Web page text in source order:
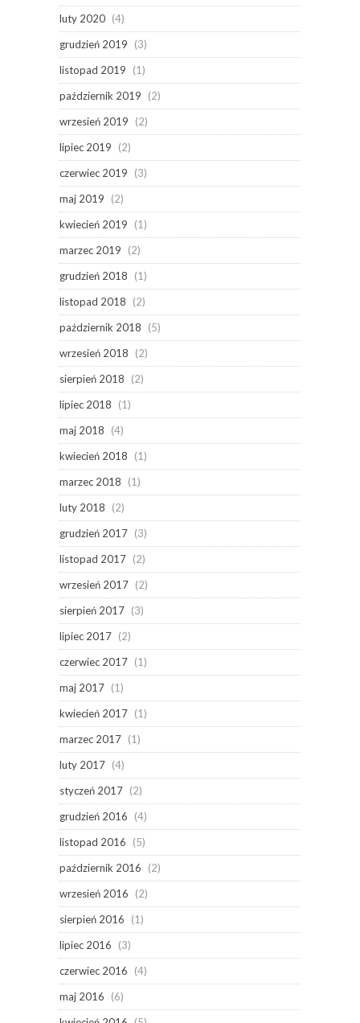
luty 2020 (4)
grudzień 2019
(3)
listopad 2019
(1)
październik 2019
(2)
wrzesień 2019
(2)
lipiec 2019
(2)
czerwiec 2019
(3)
maj 2019
(2)
kwiecień 2019
(1)
marzec 2019
(2)
grudzień 2018
(1)
listopad 2018
(2)
październik 2018
(5)
wrzesień 2018
(2)
sierpień 2018
(2)
lipiec 2018
(1)
maj 2018
(4)
kwiecień 2018
(1)
marzec 2018
(1)
luty 2018
(2)
grudzień 2017 (3)
listopad 2017 (2)
wrzesień 2017 (2)
sierpień 2017 (3)
lipiec 2017 (2)
czerwiec 2017 (1)
maj 2017 (1)
kwiecień 2017 (1)
marzec 2017 (1)
luty 2017 (4)
styczeń 2017 (2)
grudzień 2016
(4)
listopad 2016
(5)
październik 2016
(2)
wrzesień 2016
(2)
sierpień 2016
(1)
lipiec 2016
(3)
czerwiec 2016
(4)
maj 2016
(6)